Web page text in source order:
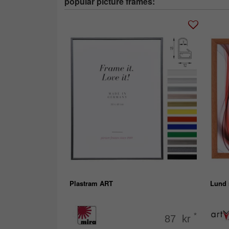
Plastram ART
87 kr *
Lund